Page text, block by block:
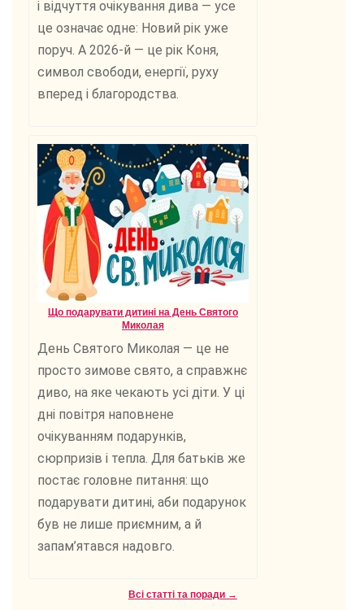
і відчуття очікування дива — усе
це означає одне: Новий рік уже
поруч. А 2026-й — це рік Коня,
символ свободи, енергії, руху
вперед і благородства.
Що подарувати дитині на День Святого
Миколая
День Святого Миколая — це не
просто зимове свято, а справжнє
диво, на яке чекають усі діти. У ці
дні повітря наповнене
очікуванням подарунків,
сюрпризів і тепла. Для батьків же
постає головне питання: що
подарувати дитині, аби подарунок
був не лише приємним, а й
запам’ятався надовго.
Всі статті та поради →